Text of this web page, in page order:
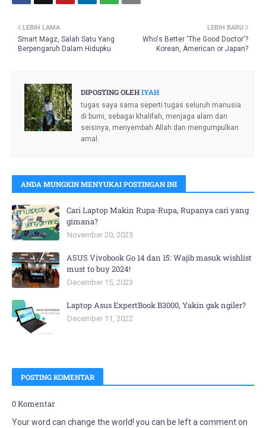
LEBIH BARU
Who's Better 'The Good Doctor'?
Korean, American or Japan?
LEBIH LAMA
Smart Magz, Salah Satu Yang
Berpengaruh Dalam Hidupku
DIPOSTING OLEHIYAH
tugas saya sama seperti tugas seluruh manusia
di bumi, sebagai khalifah, menjaga alam dan
seisinya, menyembah Allah dan mengumpulkan
amal.
ANDA MUNGKIN MENYUKAI POSTINGAN INI
Cari Laptop Makin Rupa-Rupa, Rupanya cari yang
gimana?
November 20, 2025
ASUS Vivobook Go 14 dan 15: Wajib masuk wishlist
must to buy 2024!
December 15, 2023
Laptop Asus ExpertBook B3000, Yakin gak ngiler?
December 11, 2022
POSTING KOMENTAR
0 Komentar
Your word can change the world! you can be left a comment on